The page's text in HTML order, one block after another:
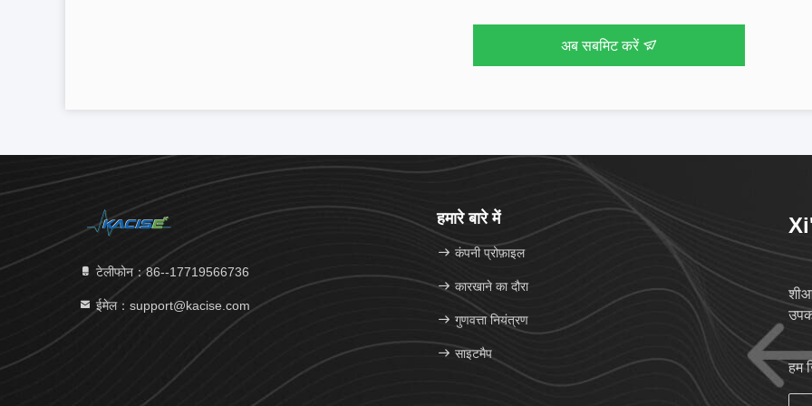
अब सबमिट करें
टेलीफोन：86--17719566736
ईमेल：support@kacise.com
हमारे बारे में
कंपनी प्रोफ़ाइल
कारखाने का दौरा
गुणवत्ता नियंत्रण
साइटमैप
हम